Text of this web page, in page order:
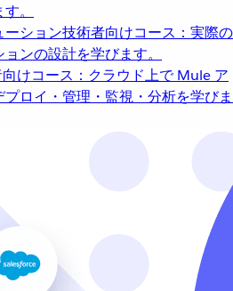
。
ーション技術者向けコース：実際の
ンの設計を学びます。
けコース：クラウド上で Mule ア
ロイ・管理・監視・分析を学びま